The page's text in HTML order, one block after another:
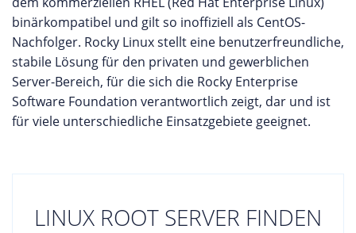
binärkompatibel und gilt so inoffiziell als CentOS-
Nachfolger. Rocky Linux stellt eine benutzerfreundliche,
stabile Lösung für den privaten und gewerblichen
Server-Bereich, für die sich die Rocky Enterprise
Software Foundation verantwortlich zeigt, dar und ist
für viele unterschiedliche Einsatzgebiete geeignet.
LINUX ROOT SERVER FINDEN